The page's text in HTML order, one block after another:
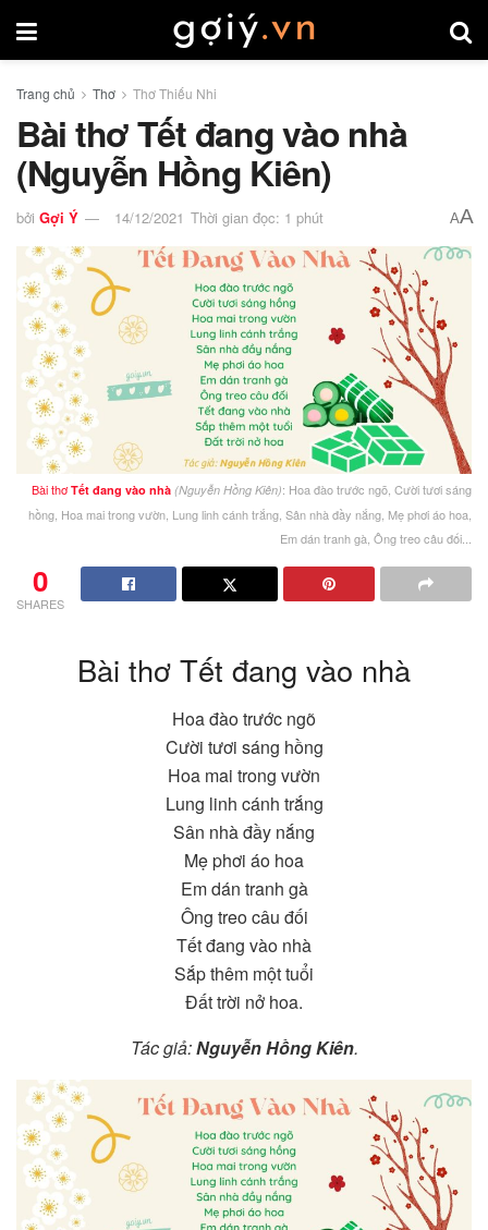
Trang chủ Thơ Thơ Thiếu Nhi
Bài thơ Tết đang vào nhà
(Nguyễn Hồng Kiên)
bởi Gợi Ý 14/12/2021 Thời gian đọc: 1 phút AA
Bài thơTết đang vào nhà (Nguyễn Hồng Kiên): Hoa đào trước ngõ, Cười tươi sáng
hồng, Hoa mai trong vườn, Lung linh cánh trắng, Sân nhà đầy nắng, Mẹ phơi áo hoa,
Em dán tranh gà, Ông treo câu đối...
0
SHARES
Bài thơ Tết đang vào nhà
Hoa đào trước ngõ
Cười tươi sáng hồng
Hoa mai trong vườn
Lung linh cánh trắng
Sân nhà đầy nắng
Mẹ phơi áo hoa
Em dán tranh gà
Ông treo câu đối
Tết đang vào nhà
Sắp thêm một tuổi
Đất trời nở hoa.
Tác giả:Nguyễn Hồng Kiên.